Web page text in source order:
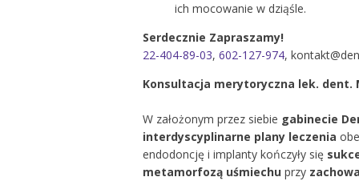
ich mocowanie w dziąśle.
Serdecznie Zapraszamy!
22-404-89-03,602-127-974,
Konsultacja merytoryczna lek. dent.
W założonym przez siebie gabinecie
interdyscyplinarne plany leczenia
endodoncję i implanty kończyły się
metamorfozą uśmiechu przy